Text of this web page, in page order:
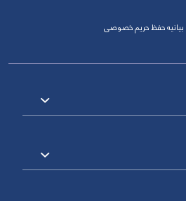
بیانیه حفظ حریم خصوصی